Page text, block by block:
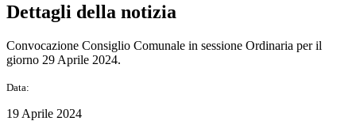
Dettagli della notizia
Convocazione Consiglio Comunale in sessione Ordinaria per il
giorno 29 Aprile 2024.
Data:
19 Aprile 2024